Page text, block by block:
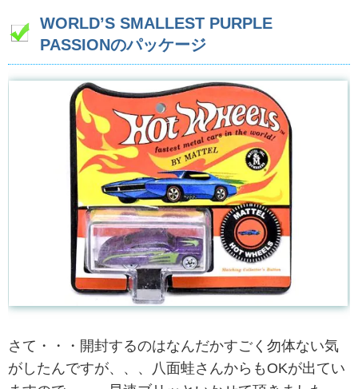
WORLD’S SMALLEST PURPLE
PASSIONのパッケージ
さて・・・開封するのはなんだかすごく勿体ない気
がしたんですが、、、八面蛙さんからもOKが出てい